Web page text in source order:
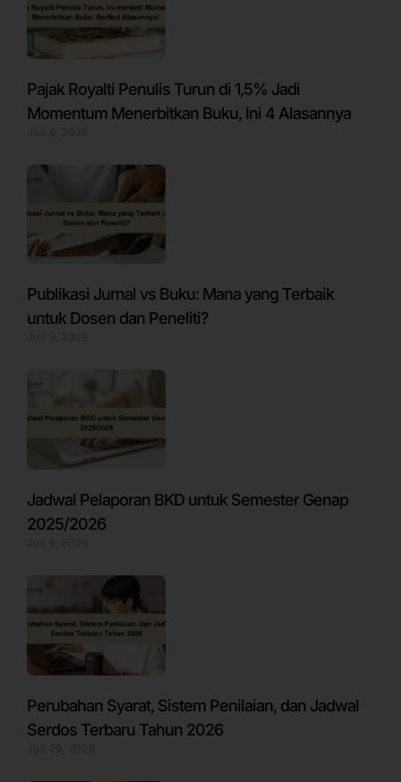
Pajak Royalti Penulis Turun di 1,5% Jadi
Momentum Menerbitkan Buku, Ini 4 Alasannya
Publikasi Jurnal vs Buku: Mana yang Terbaik
untuk Dosen dan Peneliti?
Jadwal Pelaporan BKD untuk Semester Genap
2025/2026
Perubahan Syarat, Sistem Penilaian, dan Jadwal
Serdos Terbaru Tahun 2026